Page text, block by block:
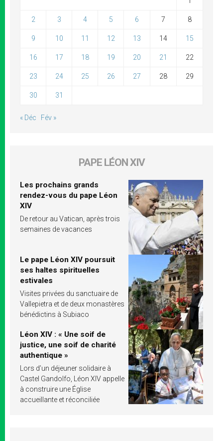
2 3 4 5 6 7 8
9 10 11 12 13 14 15
16 17 18 19 20 21 22
23 24 25 26 27 28 29
30 31
« Déc Fév »
PAPE LÉON XIV
Les prochains grands
rendez-vous du pape Léon
XIV
De retour au Vatican, après trois
semaines de vacances
Le pape Léon XIV poursuit
ses haltes spirituelles
estivales
Visites privées du sanctuaire de
Vallepietra et de deux monastères
bénédictins à Subiaco
Léon XIV : « Une soif de
justice, une soif de charité
authentique »
Lors d’un déjeuner solidaire à
Castel Gandolfo, Léon XIV appelle
à construire une Église
accueillante et réconciliée